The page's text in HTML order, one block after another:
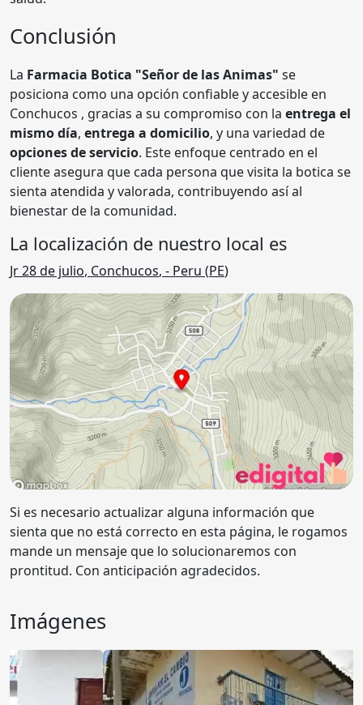
Conclusión
La Farmacia Botica "Señor de las Animas" se
posiciona como una opción confiable y accesible en
Conchucos , gracias a su compromiso con la entrega el
mismo día, entrega a domicilio, y una variedad de
opciones de servicio. Este enfoque centrado en el
cliente asegura que cada persona que visita la botica se
sienta atendida y valorada, contribuyendo así al
bienestar de la comunidad.
La localización de nuestro local es
Jr 28 de julio, Conchucos, - Peru (PE)
Si es necesario actualizar alguna información que
sienta que no está correcto en esta página, le rogamos
mande un mensaje que lo solucionaremos con
prontitud. Con anticipación agradecidos.
Imágenes